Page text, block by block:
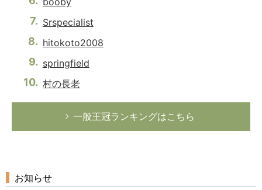
Srspecialist
hitokoto2008
springfield
村の長老
一般王冠ランキングはこちら
お知らせ